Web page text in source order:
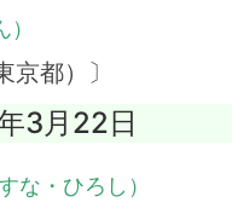
京都）〕
3月22日
な・ひろし）